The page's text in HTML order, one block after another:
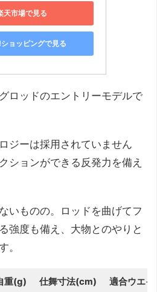
天市場で見る
ョッピングで見る
ロッドのエントリーモデルで
ジーは採用されていません
ションができる反発力を備え
いものの。ロッドを曲げてフ
強度も備え、大物とのやりと
。
重(g) 仕舞寸法(cm) 適合ウエ